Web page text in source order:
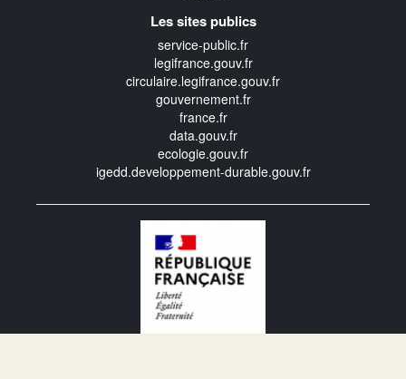
Les sites publics
service-public.fr
legifrance.gouv.fr
circulaire.legifrance.gouv.fr
gouvernement.fr
france.fr
data.gouv.fr
ecologie.gouv.fr
igedd.developpement-durable.gouv.fr